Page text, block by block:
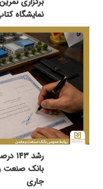
نمایشگاه
رشد
بانک صنعت
جاری